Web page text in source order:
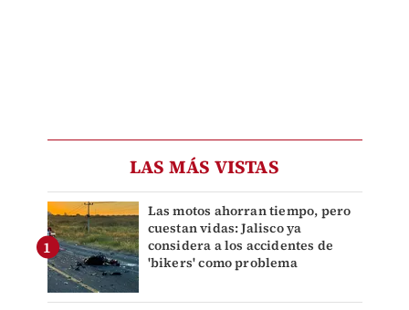
LAS MÁS VISTAS
Las motos ahorran tiempo, pero
cuestan vidas: Jalisco ya
considera a los accidentes de
'bikers' como problema